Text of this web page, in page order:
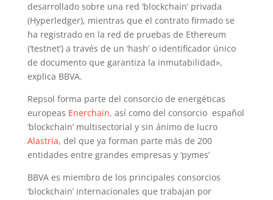
desarrollado sobre una red ‘blockchain’ privada
(Hyperledger), mientras que el contrato firmado se
ha registrado en la red de pruebas de Ethereum
(‘testnet’) a través de un ‘hash’ o identificador único
de documento que garantiza la inmutabilidad»,
explica BBVA.
Repsol forma parte del consorcio de energéticas
europeas Enerchain, así como del consorcio español
‘blockchain’ multisectorial y sin ánimo de lucro
Alastria, del que ya forman parte más de 200
entidades entre grandes empresas y ‘pymes’
BBVA es miembro de los principales consorcios
‘blockchain’ internacionales que trabajan por